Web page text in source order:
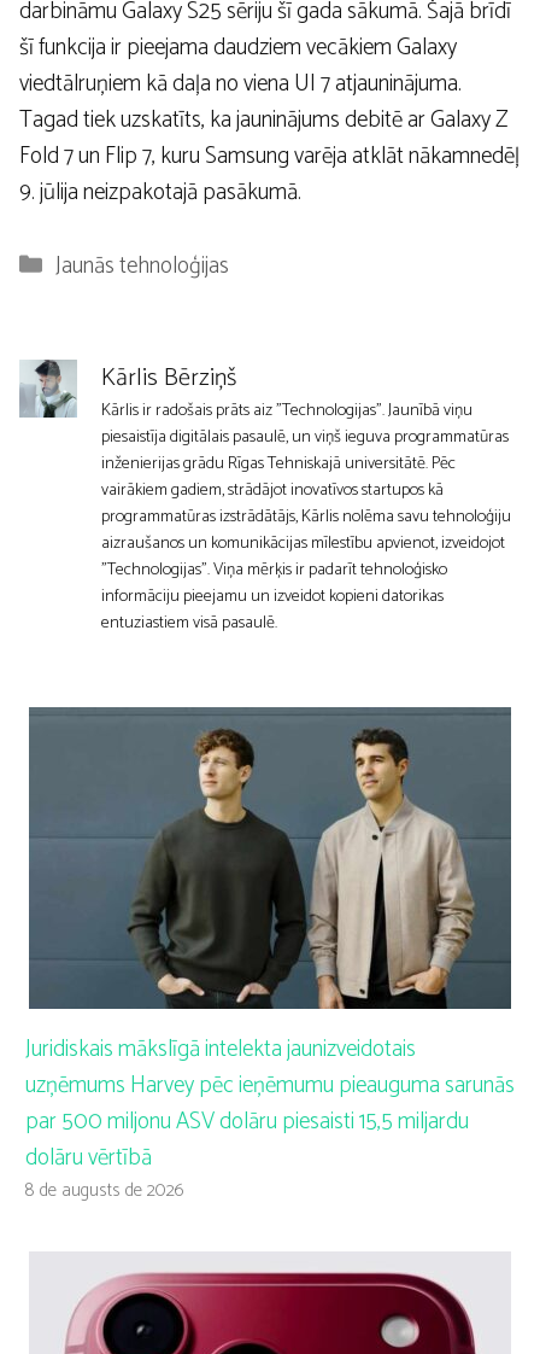
darbināmu Galaxy S25 sēriju šī gada sākumā. Šajā brīdī
šī funkcija ir pieejama daudziem vecākiem Galaxy
viedtālruņiem kā daļa no viena UI 7 atjauninājuma.
Tagad tiek uzskatīts, ka jauninājums debitē ar Galaxy Z
Fold 7 un Flip 7, kuru Samsung varēja atklāt nākamnedēļ
9. jūlija neizpakotajā pasākumā.
Kategorijas
Jaunās tehnoloģijas
Kārlis Bērziņš
Kārlis ir radošais prāts aiz "Technologijas". Jaunībā viņu
piesaistīja digitālais pasaulē, un viņš ieguva programmatūras
inženierijas grādu Rīgas Tehniskajā universitātē. Pēc
vairākiem gadiem, strādājot inovatīvos startupos kā
programmatūras izstrādātājs, Kārlis nolēma savu tehnoloģiju
aizraušanos un komunikācijas mīlestību apvienot, izveidojot
"Technologijas". Viņa mērķis ir padarīt tehnoloģisko
informāciju pieejamu un izveidot kopieni datorikas
entuziastiem visā pasaulē.
Juridiskais mākslīgā intelekta jaunizveidotais
uzņēmums Harvey pēc ieņēmumu pieauguma sarunās
par 500 miljonu ASV dolāru piesaisti 15,5 miljardu
dolāru vērtībā
8 de augusts de 2026